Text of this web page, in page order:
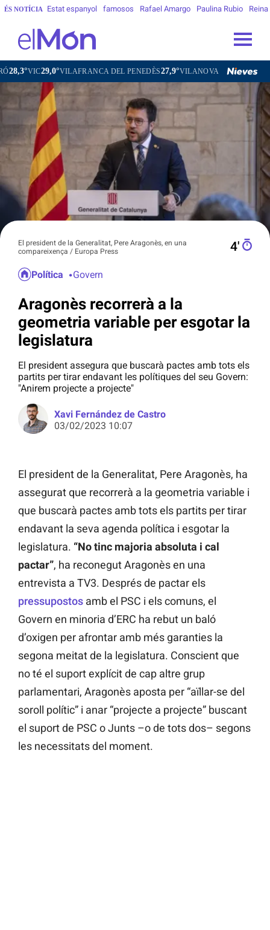
ÉS NOTÍCIA Estat espanyol famosos Rafael Amargo Paulina Rubio
VILAFRANCA DEL PENEDÈS 27,9°VILANOVA I LA GELTRÚ28,8°LA SEU
El president de la Generalitat, Pere Aragonès, en una
compareixença / Europa Press
4′
Política Govern
Aragonès recorrerà a la
geometria variable per esgotar la
legislatura
El president assegura que buscarà pactes amb tots els
partits per tirar endavant les polítiques del seu Govern:
"Anirem projecte a projecte"
Xavi Fernández de Castro
03/02/2023 10:07
El president de la Generalitat, Pere Aragonès, ha
assegurat que recorrerà a la geometria variable i
que buscarà pactes amb tots els partits per tirar
endavant la seva agenda política i esgotar la
legislatura. “No tinc majoria absoluta i cal
pactar”, ha reconegut Aragonès en una
entrevista a TV3. Després de pactar els
pressupostos amb el PSC i els comuns, el
Govern en minoria d’ERC ha rebut un baló
d’oxigen per afrontar amb més garanties la
segona meitat de la legislatura. Conscient que
no té el suport explícit de cap altre grup
parlamentari, Aragonès aposta per “aïllar-se del
soroll polític” i anar “projecte a projecte” buscant
el suport de PSC o Junts –o de tots dos– segons
les necessitats del moment.